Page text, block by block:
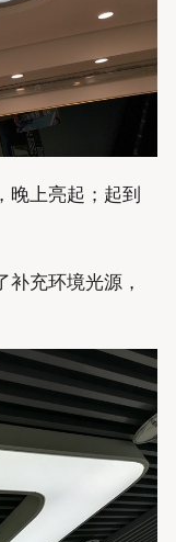
晚上亮起；起到
充环境光源，